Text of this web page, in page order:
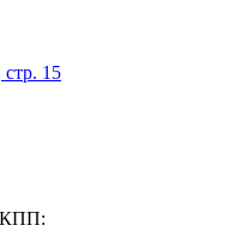
15
КПП: